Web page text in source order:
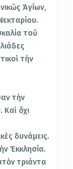
Ἁγίων,
τοῦ
τὴν
τὴν
ὄχι
δυνάμεις.
Ἐκκλησία.
τριάντα